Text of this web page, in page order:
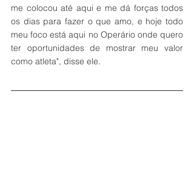
me colocou até aqui e me dá forças todos
os dias para fazer o que amo, e hoje todo
meu foco está aqui no Operário onde quero
ter oportunidades de mostrar meu valor
como atleta", disse ele.